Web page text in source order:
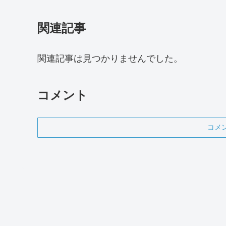
関連記事
関連記事は見つかりませんでした。
コメント
コメ